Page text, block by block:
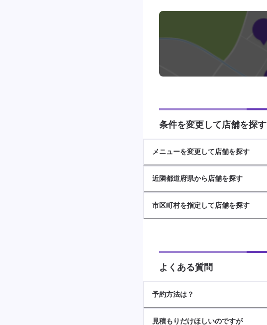
条件を変更して店舗を探す
メニューを変更して店舗を探す
近隣都道府県から店舗を探す
市区町村を指定して店舗を探す
よくある質問
予約方法は？
見積もりだけほしいのですが